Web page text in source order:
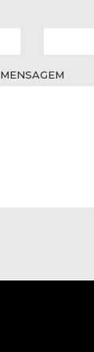
MENSAGEM